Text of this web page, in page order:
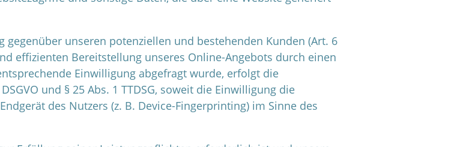
unseren potenziellen und bestehenden Kunden (Art. 6
effizienten Bereitstellung unseres Online-Angebots durch einen
Einwilligung abgefragt wurde, erfolgt die
und § 25 Abs. 1 TTDSG, soweit die Einwilligung die
des Nutzers (z. B. Device-Fingerprinting) im Sinne des